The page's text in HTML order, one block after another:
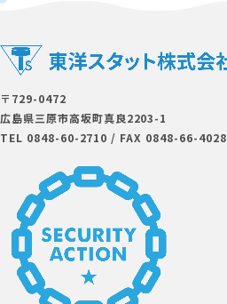
〒729-0472
広島県三原市⾼坂町真良2203-1
TEL 0848-60-2710 / FAX 0848-66-4028